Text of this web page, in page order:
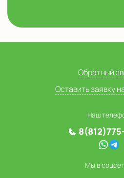
Обратный
Оставить заявку
Наш
Мы в